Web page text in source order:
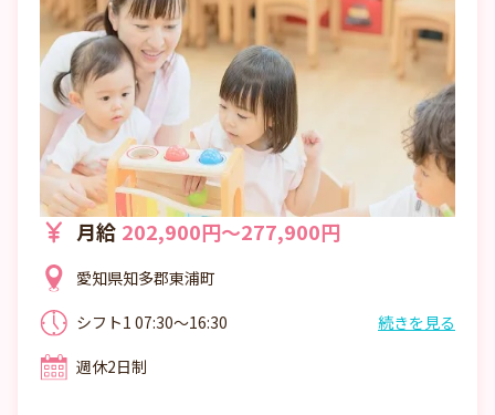
月給 202,900円～277,900円
愛知県知多郡東浦町
シフト1 07:30～16:30
シフト3 09:30～18:30
続きを見る
週休2日制